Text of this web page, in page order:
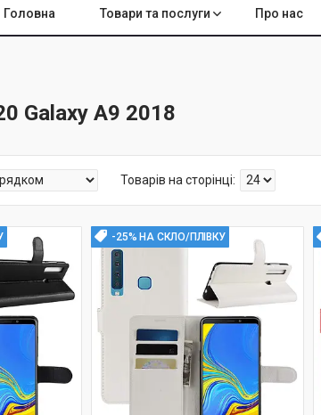
Головна Товари та послуги Про нас
Galaxy A9 2018
-25% НА СКЛО/ПЛІВКУ